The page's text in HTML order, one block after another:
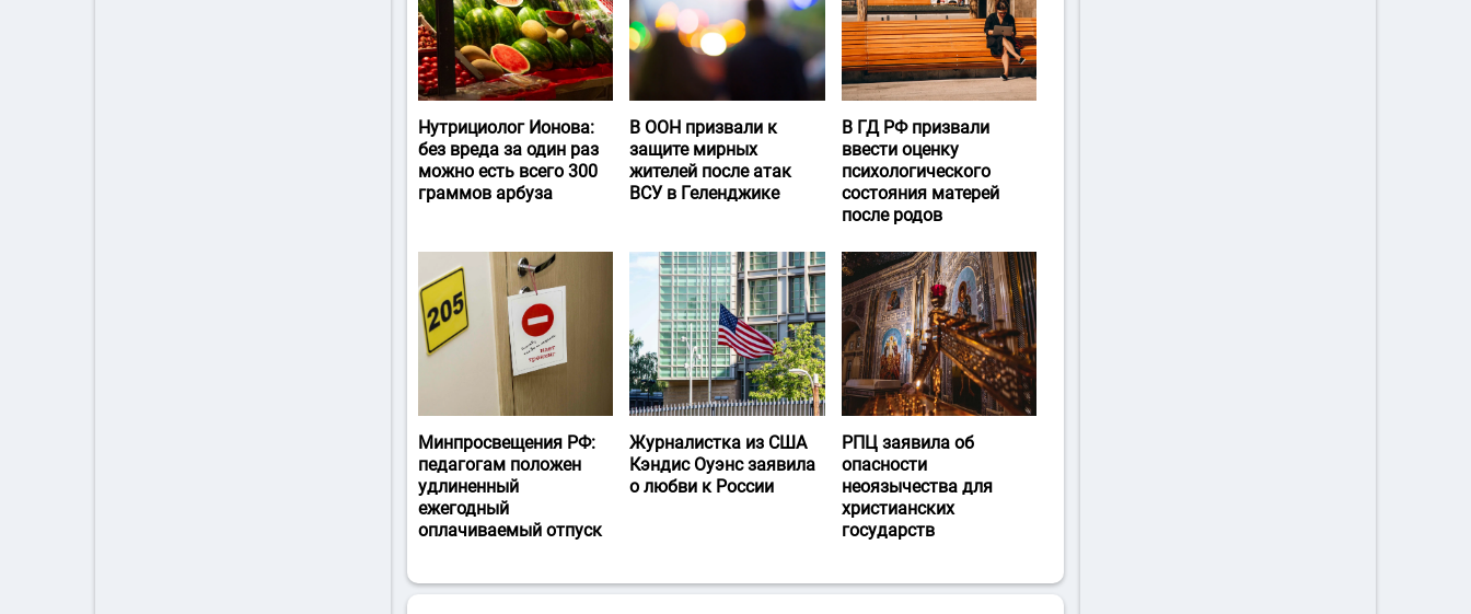
Нутрициолог Ионова:
без вреда за один раз
можно есть всего 300
граммов арбуза
В ООН призвали к
защите мирных
жителей после атак
ВСУ в Геленджике
В ГД РФ призвали
ввести оценку
психологического
состояния матерей
после родов
Минпросвещения РФ:
педагогам положен
удлиненный
ежегодный
оплачиваемый отпуск
Журналистка из США
Кэндис Оуэнс заявила
о любви к России
РПЦ заявила об
опасности
неоязычества для
христианских
государств